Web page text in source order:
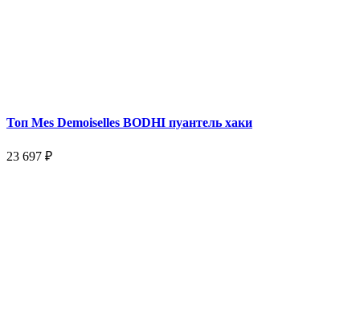
Топ Mes Demoiselles BODHI пуантель хаки
23 697 ₽